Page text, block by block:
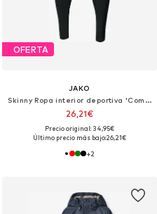
OFERTA
JAKO
Skinny Ropa interior deportiva 'Comfort 2.0'
26,21€
Precio original: 34,95€
Último precio más bajo:26,21€
+2